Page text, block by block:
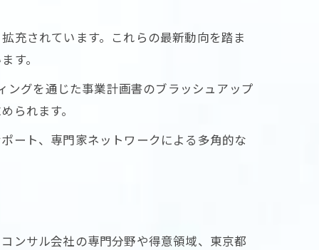
充されています。これらの最新動向を踏ま
す。
ングを通じた事業計画書のブラッシュアップ
られます。
ート、専門家ネットワークによる多角的な
ンサル会社の専門分野や得意領域、東京都